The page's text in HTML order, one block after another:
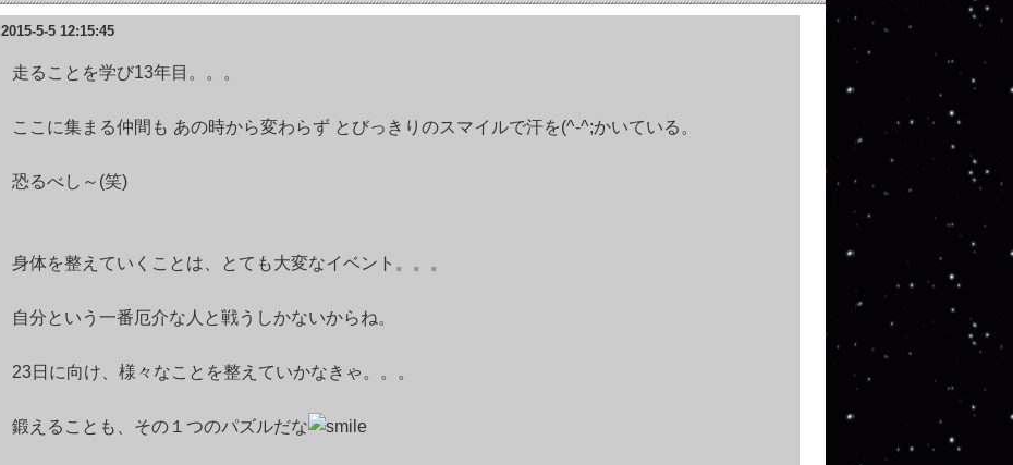
2015-5-5 12:15:45
走ることを学び13年目。。。
ここに集まる仲間も あの時から変わらず とびっきりのスマイルで汗を(^-^;かいている。
恐るべし～(笑)
身体を整えていくことは、とても大変なイベント。。。
自分という一番厄介な人と戦うしかないからね。
23日に向け、様々なことを整えていかなきゃ。。。
鍛えることも、その１つのパズルだな